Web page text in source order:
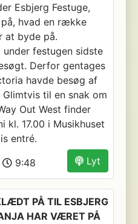
Esbjerg Festuge,
hvad en række
at byde på.
festugen sidste
Derfor gentages
havde besøg af
Glimtvis til en snak om
Out West finder
kl. 17.00 i Musikhuset
entré.
Lyt
9:48
PÅ TIL ESBJERG
HAR VÆRET PÅ